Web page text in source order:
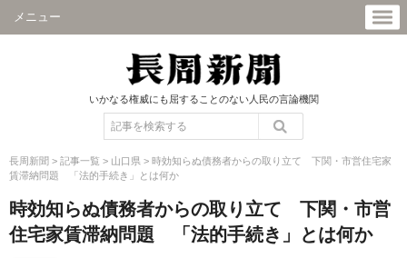
メニュー
いかなる権威にも屈することのない人民の言論機関
長周新聞 > 記事一覧 > 山口県 > 時効知らぬ債務者からの取り立て 下関・市営住宅家
賃滞納問題 「法的手続き」とは何か
時効知らぬ債務者からの取り立て 下関・市営
住宅家賃滞納問題 「法的手続き」とは何か